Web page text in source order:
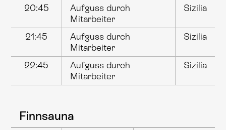
20:45
Aufguss durch
Mitarbeiter
Sizilia
21:45
Aufguss durch
Mitarbeiter
Sizilia
22:45
Aufguss durch
Mitarbeiter
Sizilia
Finnsauna